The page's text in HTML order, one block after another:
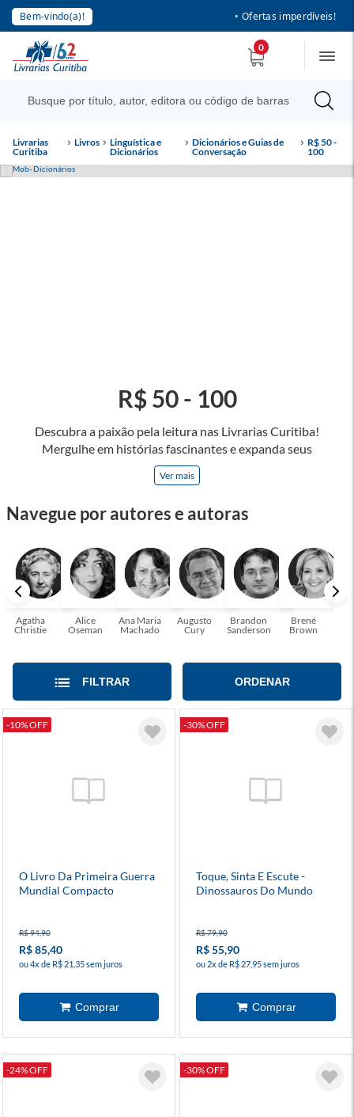
Bem-vindo(a)! • Ofertas imperdíveis!
0
Livrarias
Curitiba
Livros
Linguística e
Dicionários
Dicionários e Guias de
Conversação
R$ 50 -
100
Descubra a paixão pela leitura nas Livrarias Curitiba!
Mergulhe em histórias fascinantes e expanda seus
horizontes, onde cada página é uma porta para novos
universos e perspectivas. Ler nos permite viajar sem sair do
e tenha a oportunidade de alcançar o seu crescimento
passe um tempo no mundo da imaginação! A leitura
transforma vidas e estamos aqui para ajudar a transformar a
sua! Tenha certeza, temos o livro perfeito para você!
Ver mais
R$ 50 - 100
Navegue por autores e autoras
Agatha
Christie
Alice
Oseman
Ana Maria
Machado
Augusto
Cury
Brandon
Sanderson
Brené
Brown
FILTRAR ORDENAR
-10% OFF
O Livro Da Primeira Guerra
Mundial Compacto
R$ 94,90
R$ 85,40
ou 4x de R$ 21,35 sem juros
-30% OFF
Toque, Sinta E Escute -
Dinossauros Do Mundo
R$ 79,90
R$ 55,90
ou 2x de R$ 27,95 sem juros
-24% OFF -30% OFF